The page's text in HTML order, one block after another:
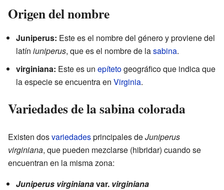
Origen del nombre
Juniperus: Este es el nombre del género y proviene del
latín iuniperus, que es el nombre de lasabina.
virginiana: Este es un epítetogeográfico que indica que
la especie se encuentra en Virginia.
Variedades de la sabina colorada
Existen dosvariedadesprincipales deJuniperus
virginiana, que pueden mezclarse (hibridar) cuando se
encuentran en la misma zona:
Juniperus virginianavar. virginiana